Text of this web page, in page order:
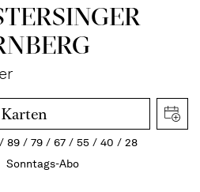
Karten
89 79 67 55 40
28
Sonntags-Abo